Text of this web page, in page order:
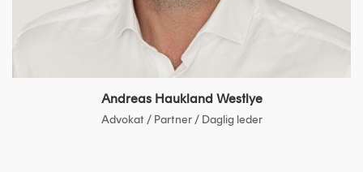
Andreas Haukland Westlye
Advokat / Partner / Daglig leder